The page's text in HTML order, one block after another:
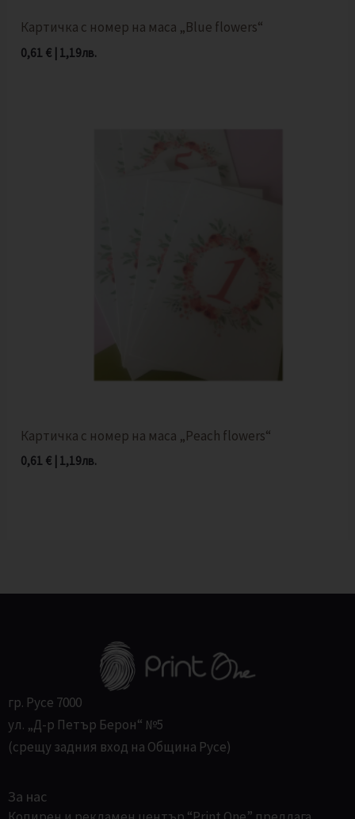
Картичка с номер на маса „Blue flowers“
0,61 € 1,19лв.
Картичка с номер на маса „Peach flowers“
0,61 € 1,19лв.
гр. Русе 7000
ул. „Д-р Петър Берон“ №5
(срещу задния вход на Община Русе)
За нас